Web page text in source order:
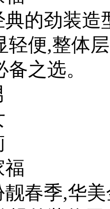
的劲装造
轻便,整体
之选。
福
春季,华